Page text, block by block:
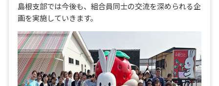
島根支部では今後も、組合員同士の交流を深められる企
画を実施していきます。